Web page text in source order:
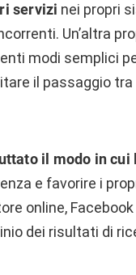
servizi nei propri
Un’altra
modi semplici
il passaggio
il modo in
e favorire i
online,
dei risultati di